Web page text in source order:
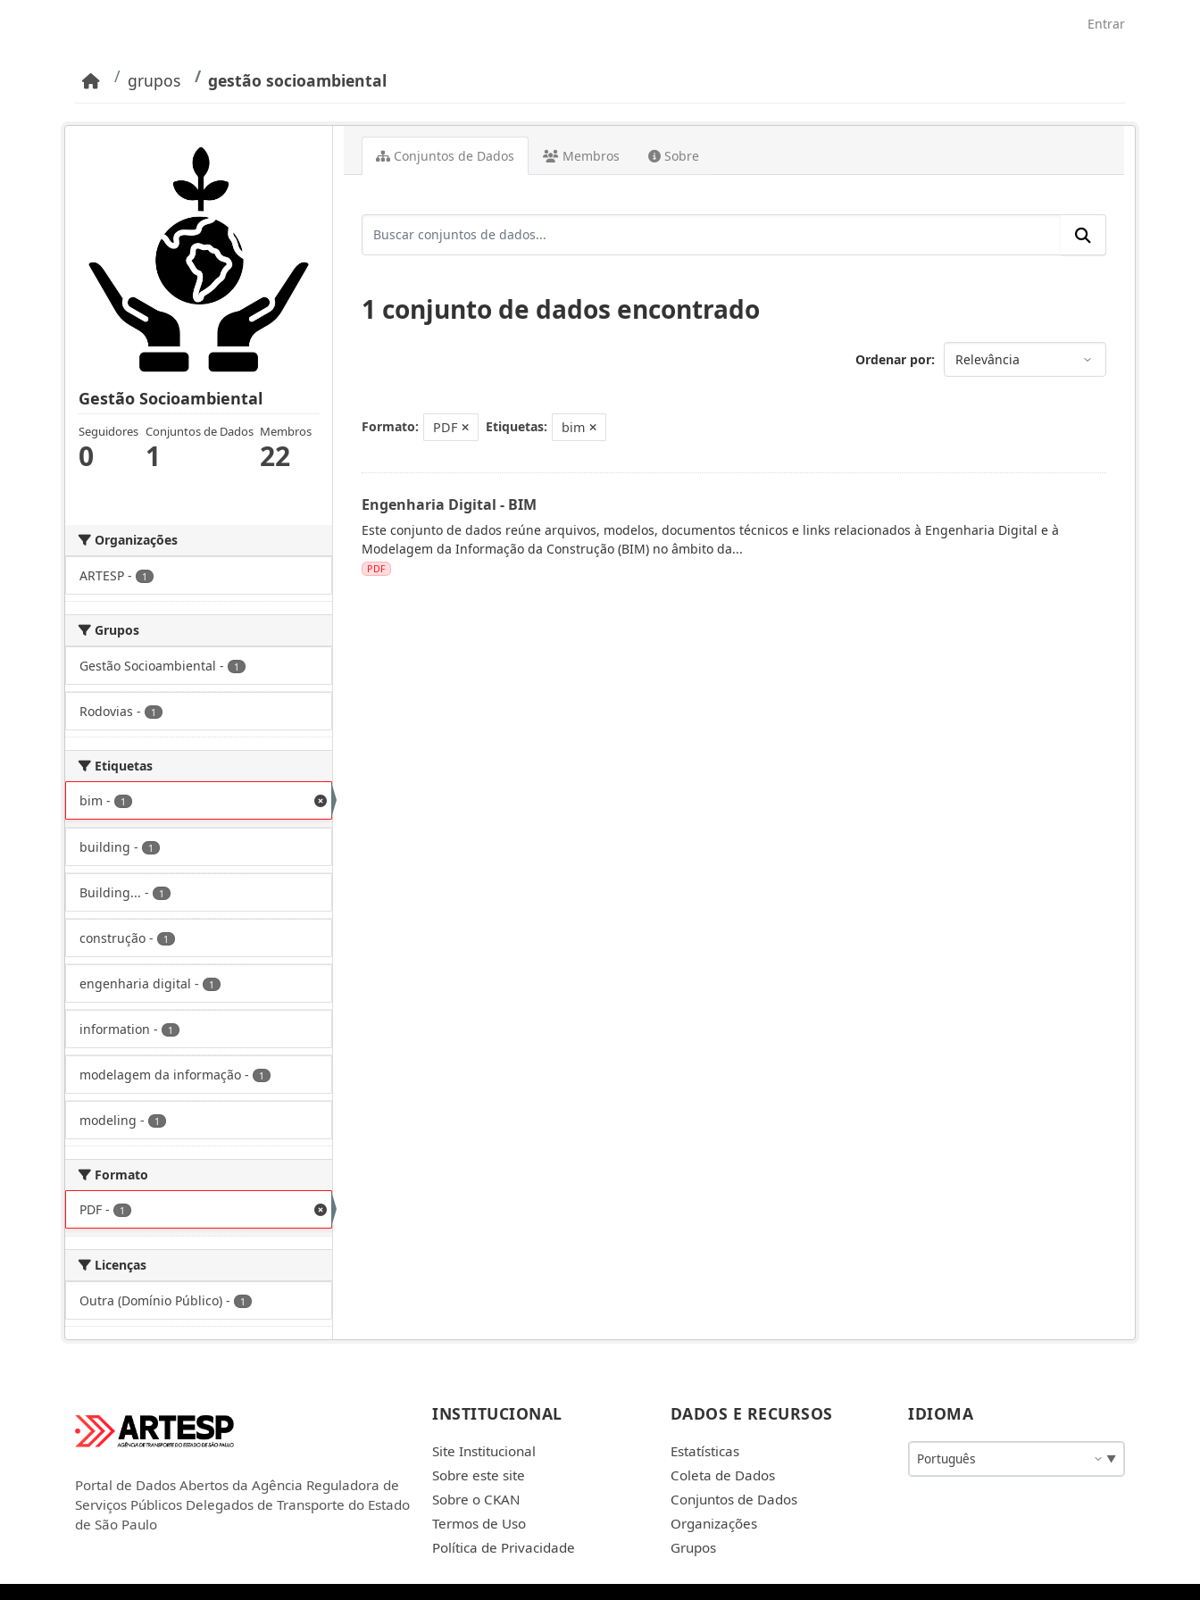
Entrar
grupos gestão socioambiental
Gestão Socioambiental
Seguidores
0
Conjuntos de Dados
1
Membros
22
Organizações
ARTESP - 1
Grupos
Gestão Socioambiental - 1
Rodovias - 1
Etiquetas
bim - 1
building - 1
Building... - 1
construção - 1
engenharia digital - 1
information - 1
modelagem da informação - 1
modeling - 1
Formato
PDF - 1
Licenças
Outra (Domínio Público) - 1
Conjuntos de Dados Membros Sobre
1 conjunto de dados encontrado
Ordenar por
Formato: PDF Etiquetas: bim
Engenharia Digital - BIM
Este conjunto de dados reúne arquivos, modelos, documentos técnicos e links relacionados à Engenharia Digital e à
Modelagem da Informação da Construção (BIM) no âmbito da...
PDF
Portal de Dados Abertos da Agência Reguladora de
Serviços Públicos Delegados de Transporte do Estado
de São Paulo
INSTITUCIONAL
Site Institucional
Sobre este site
Sobre o CKAN
Termos de Uso
Política de Privacidade
DADOS E RECURSOS
Estatísticas
Coleta de Dados
Conjuntos de Dados
Organizações
Grupos
IDIOMA